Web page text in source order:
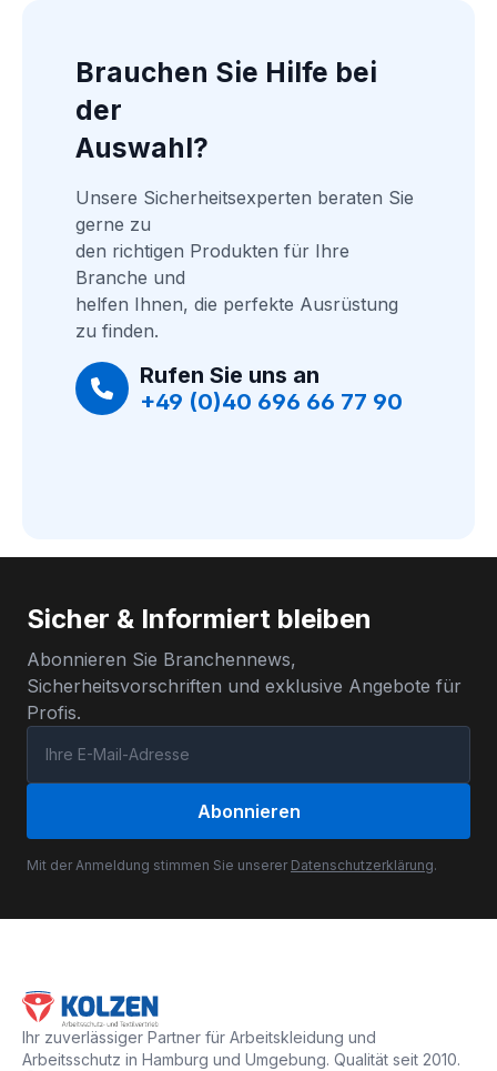
Brauchen Sie Hilfe bei
der
Auswahl?
Unsere Sicherheitsexperten beraten Sie
gerne zu
den richtigen Produkten für Ihre
Branche und
helfen Ihnen, die perfekte Ausrüstung
zu finden.
Rufen Sie uns an
+49 (0)40 696 66 77 90
Sicher & Informiert bleiben
Abonnieren Sie Branchennews,
Sicherheitsvorschriften und exklusive Angebote für
Profis.
Abonnieren
Mit der Anmeldung stimmen Sie unserer Datenschutzerklärung.
Ihr zuverlässiger Partner für Arbeitskleidung und
Arbeitsschutz in Hamburg und Umgebung. Qualität seit 2010.